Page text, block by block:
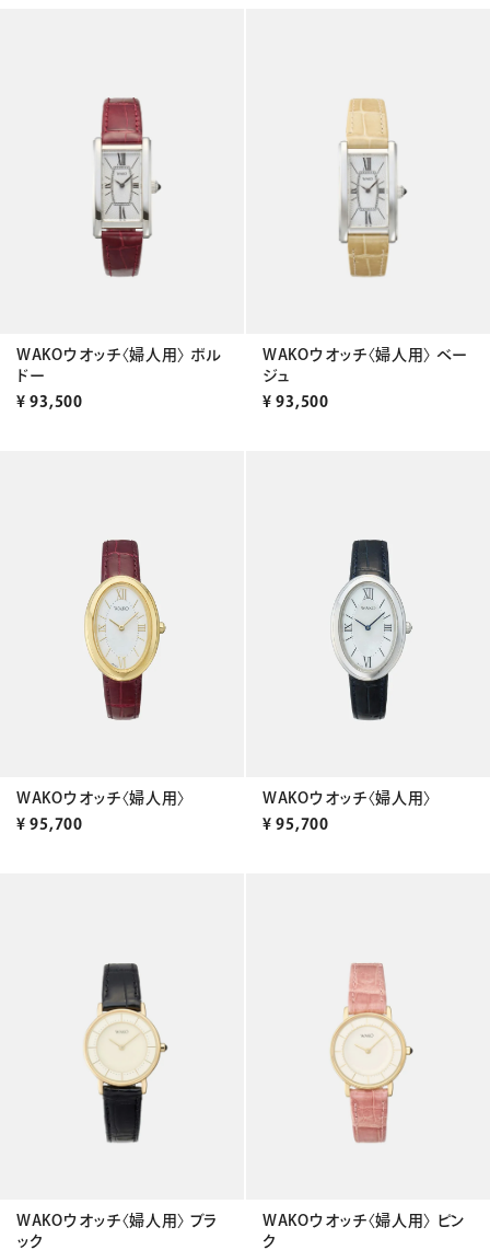
WAKOウオッチ〈婦人用〉 ボル
ドー
¥ 93,500
WAKOウオッチ〈婦人用〉 ベー
ジュ
¥ 93,500
WAKOウオッチ〈婦人用〉
¥ 95,700
WAKOウオッチ〈婦人用〉
¥ 95,700
WAKOウオッチ〈婦人用〉 ブラ
ック
WAKOウオッチ〈婦人用〉 ピン
ク